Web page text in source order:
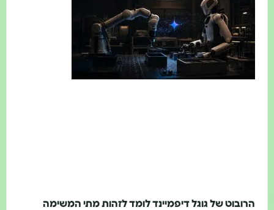
של גוגל דיפמיינד לומד לזהות מתי המשימה